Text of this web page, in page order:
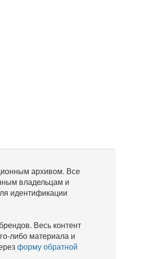
архивом. Все
владельцам и
идентификации
Весь контент
либо материала и
форму обратной